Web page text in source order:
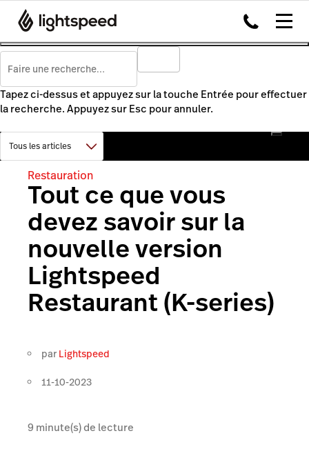
Tapez ci-dessus et appuyez sur la touche Entrée pour effectuer
la recherche. Appuyez sur Esc pour annuler.
Restauration
Tout ce que vous
devez savoir sur la
nouvelle version
Lightspeed
Restaurant (K-series)
par Lightspeed
11-10-2023
9 minute(s) de lecture